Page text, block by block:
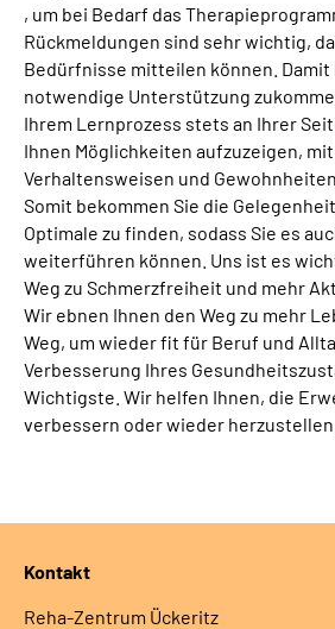
, um bei Bedarf das
Rückmeldungen sind sehr wichtig,
Bedürfnisse mitteilen können. Damit
notwendige Unterstützung
Ihrem Lernprozess stets an Ihrer
Ihnen Möglichkeiten aufzuzeigen,
Verhaltensweisen und
Somit bekommen Sie die
Optimale zu finden, sodass Sie es
weiterführen können. Uns ist es
Weg zu Schmerzfreiheit und mehr
Wir ebnen Ihnen den Weg zu mehr
Weg, um wieder fit für Beruf und
Verbesserung Ihres
Wichtigste. Wir helfen Ihnen, die
verbessern oder wieder herzustellen.
Kontakt
Reha-Zentrum Ückeritz